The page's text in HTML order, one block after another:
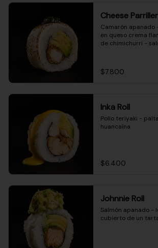
Cheese
Camarón
en queso crema
de chimichurri -
$7.800
Inka Roll
Pollo teriyaki -
huancaína
$6.400
Johnnie Roll
Salmón apanado -
cubierto de un